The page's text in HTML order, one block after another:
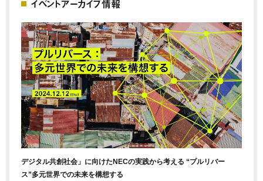
イベントアーカイブ情報
デジタル共創社会」に向けたNECの実践から考える “プルリバー
ス”多元世界での未来を構想する